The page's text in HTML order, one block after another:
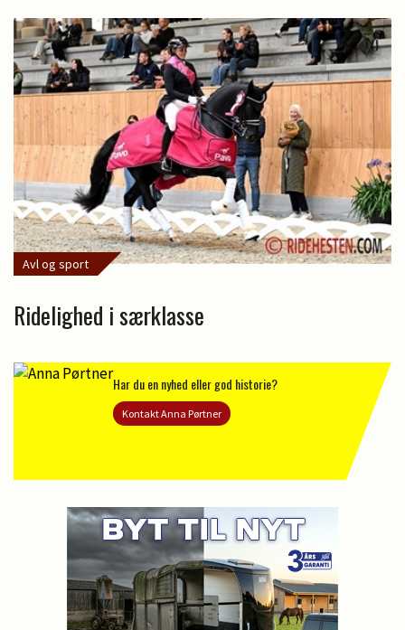
Avl og sport
Ridelighed i særklasse
Har du en nyhed eller god historie?
Kontakt Anna Pørtner